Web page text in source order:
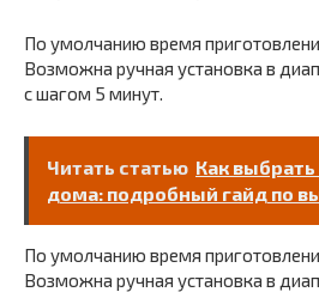
По умолчанию время
Возможна ручная установка в
с шагом 5 минут.
Читать статью Как
дома: подробный гайд по
По умолчанию время
Возможна ручная установка в